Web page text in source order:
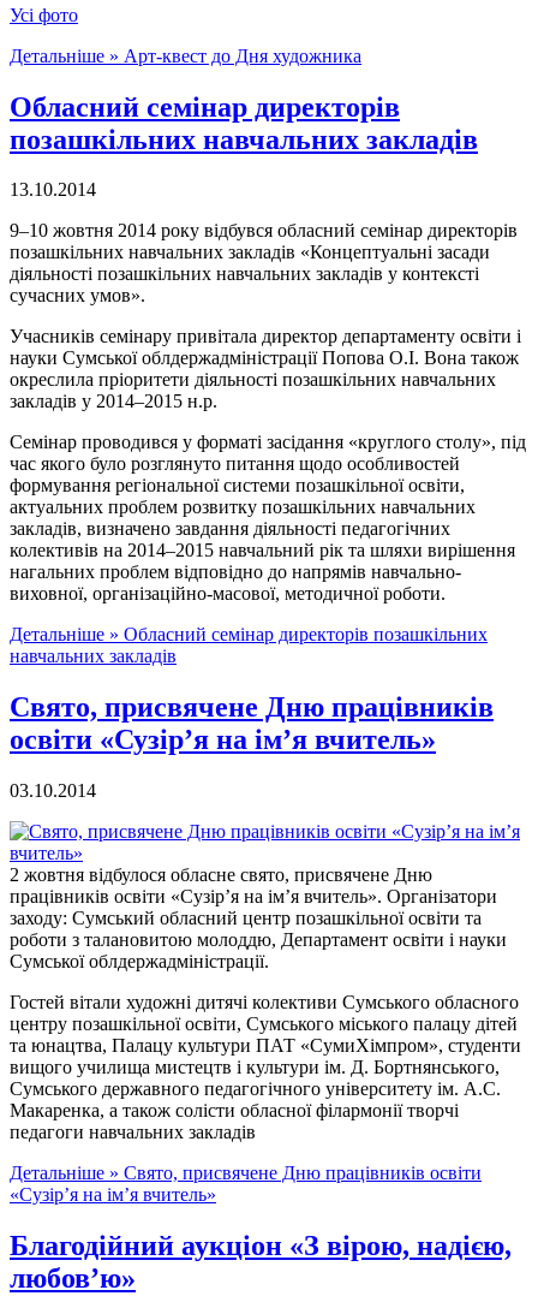
Усі фото
Детальніше » Арт-квест до Дня художника
Обласний семінар директорів
позашкільних навчальних закладів
13.10.2014
9–10 жовтня 2014 року відбувся обласний семінар директорів
позашкільних навчальних закладів «Концептуальні засади
діяльності позашкільних навчальних закладів у контексті
сучасних умов».
Учасників семінару привітала директор департаменту освіти і
науки Сумської облдержадміністрації Попова О.І. Вона також
окреслила пріоритети діяльності позашкільних навчальних
закладів у 2014–2015 н.р.
Семінар проводився у форматі засідання «круглого столу», під
час якого було розглянуто питання щодо особливостей
формування регіональної системи позашкільної освіти,
актуальних проблем розвитку позашкільних навчальних
закладів, визначено завдання діяльності педагогічних
колективів на 2014–2015 навчальний рік та шляхи вирішення
нагальних проблем відповідно до напрямів навчально-
виховної, організаційно-масової, методичної роботи.
Детальніше » Обласний семінар директорів позашкільних
навчальних закладів
Свято, присвячене Дню працівників
освіти «Сузір’я на ім’я вчитель»
03.10.2014
2 жовтня відбулося обласне свято, присвячене Дню
працівників освіти «Сузір’я на ім’я вчитель». Організатори
заходу: Сумський обласний центр позашкільної освіти та
роботи з талановитою молоддю, Департамент освіти і науки
Сумської облдержадміністрації.
Гостей вітали художні дитячі колективи Сумського обласного
центру позашкільної освіти, Сумського міського палацу дітей
та юнацтва, Палацу культури ПАТ «СумиХімпром», студенти
вищого училища мистецтв і культури ім. Д. Бортнянського,
Сумського державного педагогічного університету ім. А.С.
Макаренка, а також солісти обласної філармонії творчі
педагоги навчальних закладів
Детальніше » Свято, присвячене Дню працівників освіти
«Сузір’я на ім’я вчитель»
Благодійний аукціон «З вірою, надією,
любов’ю»